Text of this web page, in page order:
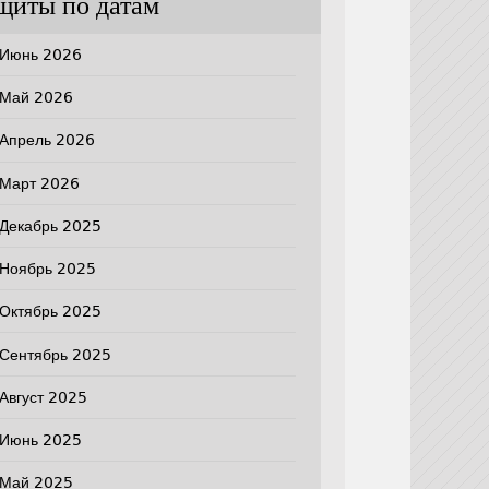
по датам
Июнь 2026
Май 2026
Апрель 2026
Март 2026
Декабрь 2025
Ноябрь 2025
Октябрь 2025
Сентябрь 2025
Август 2025
Июнь 2025
Май 2025